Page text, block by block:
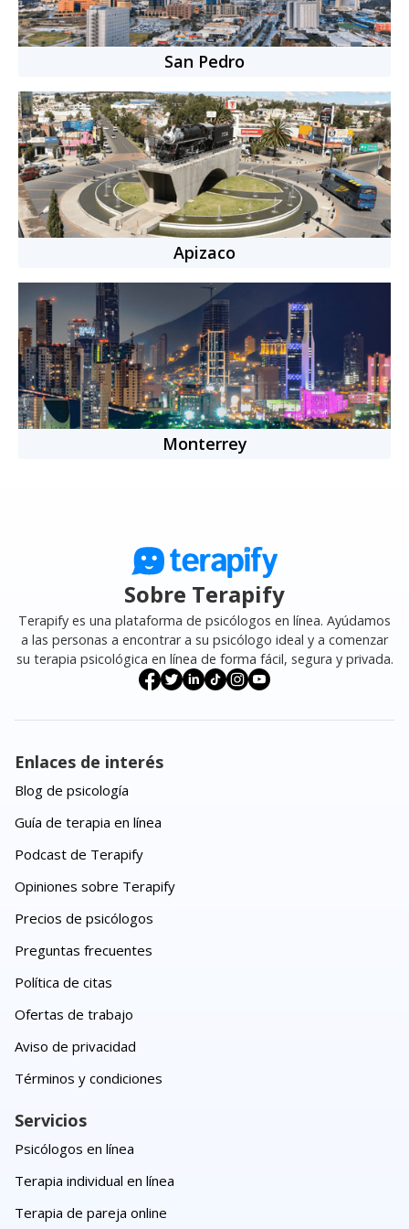
San Pedro
Apizaco
Monterrey
Sobre Terapify
Terapify es una plataforma de psicólogos en línea. Ayúdamos
a las personas a encontrar a su psicólogo ideal y a comenzar
su terapia psicológica en línea de forma fácil, segura y privada.
Enlaces de interés
Blog de psicología
Guía de terapia en línea
Podcast de Terapify
Opiniones sobre Terapify
Precios de psicólogos
Preguntas frecuentes
Política de citas
Ofertas de trabajo
Aviso de privacidad
Términos y condiciones
Servicios
Psicólogos en línea
Terapia individual en línea
Terapia de pareja online